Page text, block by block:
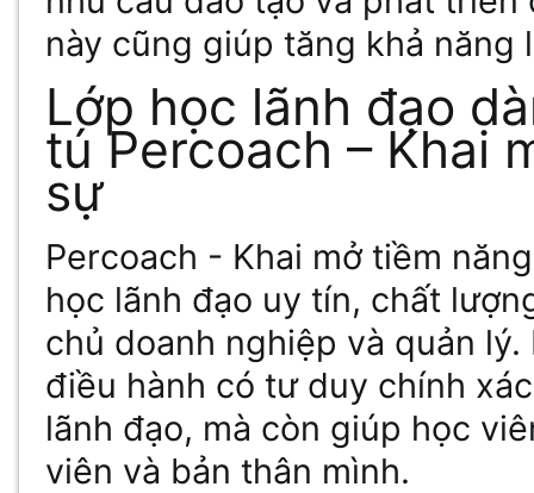
này cũng giúp tăng khả
Lớp học lãnh đạo
tú Percoach – Khai
sự
Percoach - Khai mở tiềm
học lãnh đạo uy tín, chất
chủ doanh nghiệp và quản
điều hành có tư duy chính
lãnh đạo, mà còn giúp học
viên và bản thân mình.